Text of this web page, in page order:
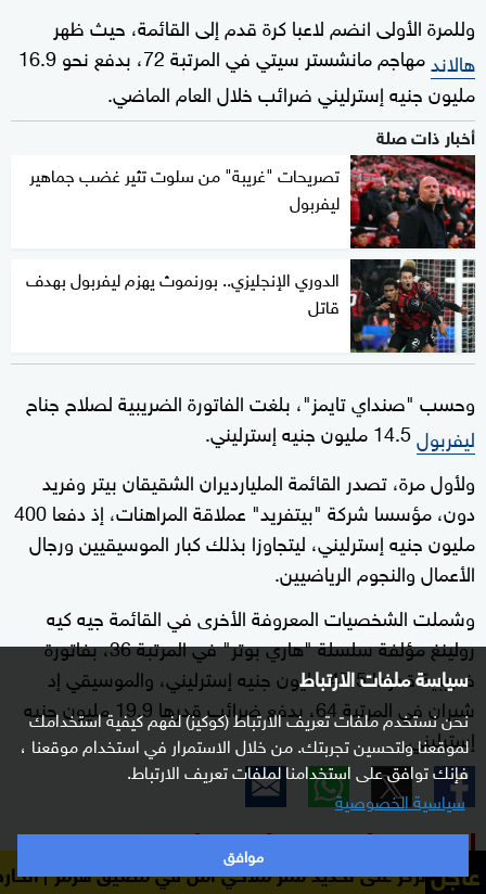
سياسة ملفات الارتباط
نحن نستخدم ملفات تعريف الارتباط (كوكيز) لفهم كيفية استخدامك
لموقعنا ولتحسين تجربتك. من خلال الاستمرار في استخدام موقعنا ،
فإنك توافق على استخدامنا لملفات تعريف الارتباط.
سياسية الخصوصية
موافق
وللمرة الأولى انضم لاعبا كرة قدم إلى القائمة، حيث ظهر
هالاند
مهاجم مانشستر سيتي في المرتبة 72، بدفع نحو 16.9
مليون جنيه إسترليني ضرائب خلال العام الماضي.
أخبار ذات صلة
تصريحات "غريبة" من سلوت تثير غضب جماهير
ليفربول
الدوري الإنجليزي.. بورنموث يهزم ليفربول بهدف
قاتل
وحسب "صنداي تايمز"، بلغت الفاتورة الضريبية لصلاح جناح
ليفربول
ولأول مرة، تصدر القائمة المليارديران الشقيقان بيتر وفريد
دون، مؤسسا شركة "بيتفريد" عملاقة المراهنات، إذ دفعا 400
مليون جنيه إسترليني، ليتجاوزا بذلك كبار الموسيقيين ورجال
الأعمال والنجوم الرياضيين.
وشملت الشخصيات المعروفة الأخرى في القائمة جيه كيه
رولينغ مؤلفة سلسلة "هاري بوتر" في المرتبة 36، بفاتورة
ضريبية قدرها 47.5 مليون جنيه إسترليني، والموسيقي إد
شيران في المرتبة 64، بدفع ضرائب قدرها 19.9 مليون جنيه
إسترليني.
ضرائب عاجلتحديد ممر ملاحي آمن في مضيق هرمز الخارجية